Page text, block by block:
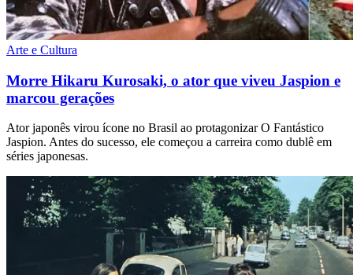
Arte e Cultura
Morre Hikaru Kurosaki, o ator que viveu Jaspion e
marcou gerações
Ator japonês virou ícone no Brasil ao protagonizar O Fantástico
Jaspion. Antes do sucesso, ele começou a carreira como dublê em
séries japonesas.